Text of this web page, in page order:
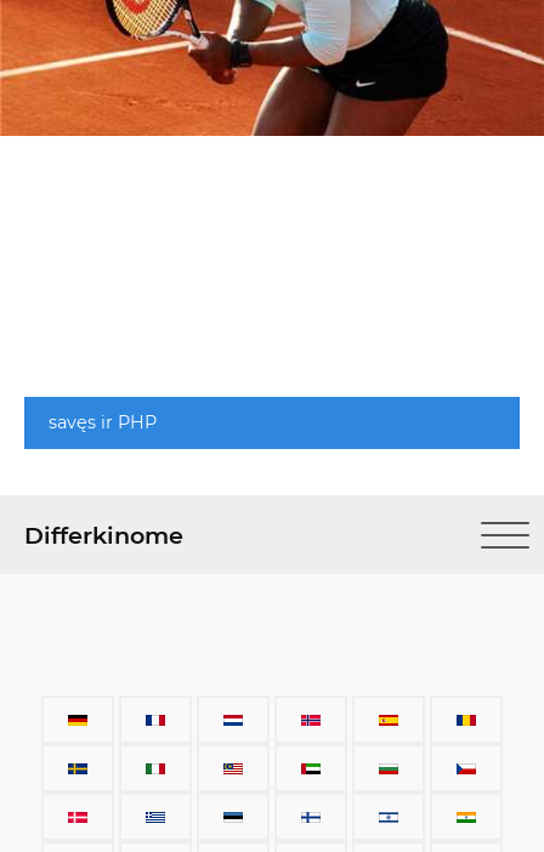
savęs ir PHP
Differkinome